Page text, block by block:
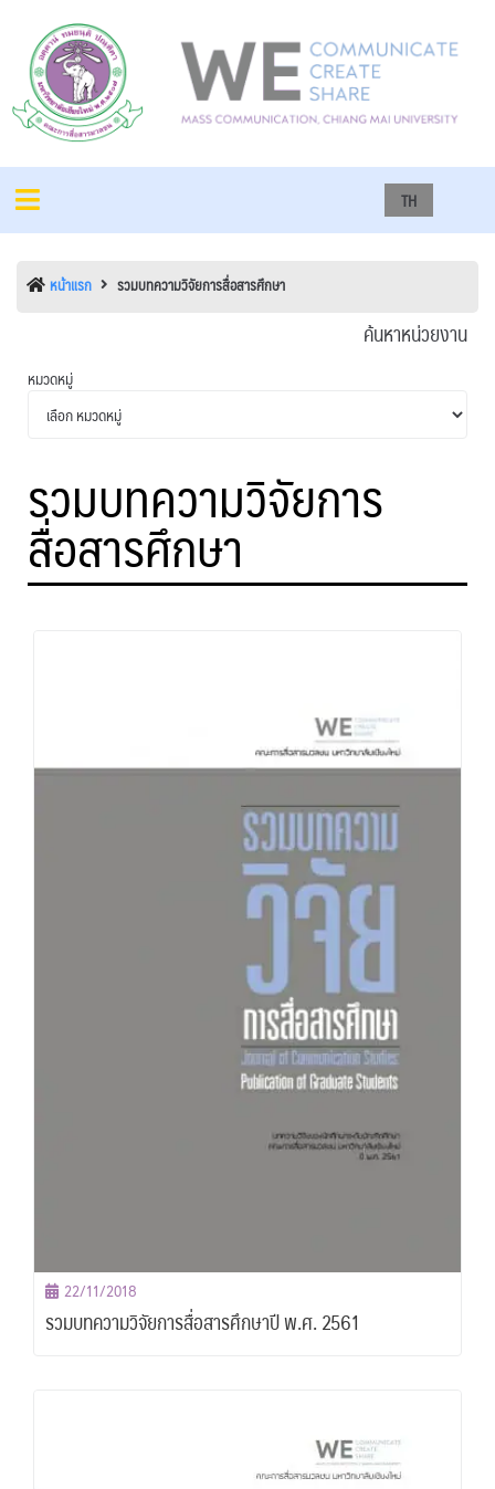
TH
หน้าแรก รวมบทความวิจัยการสื่อสารศึกษา
ค้นหาหน่วยงาน
หมวดหมู่
รวมบทความวิจัยการ
สื่อสารศึกษา
22/11/2018
รวมบทความวิจัยการสื่อสารศึกษาปี พ.ศ. 2561